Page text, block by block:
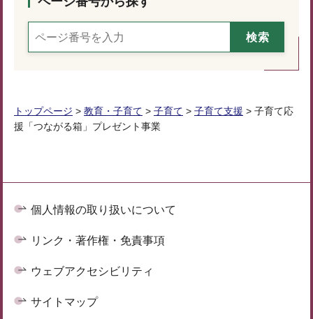
トップページ > 教育・子育て > 子育て > 子育て支援 > 子育て応
援「つながる箱」プレゼント事業
個人情報の取り扱いについて
リンク・著作権・免責事項
ウェブアクセシビリティ
サイトマップ